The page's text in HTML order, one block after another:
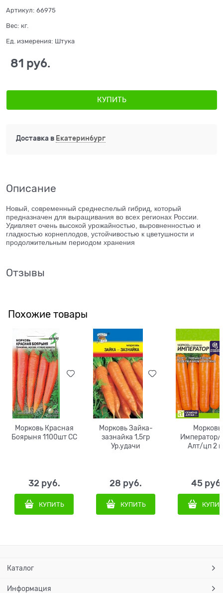
Артикул: 66975
Вес: кг.
Ед. измерения: Штука
81 руб.
КУПИТЬ
Доставка в Екатеринбург
Описание
Новый, современный среднеспелый гибрид, который
предназначен для выращивания во всех регионах России.
Удивляет очень высокой урожайностью, выровненностью и
гладкостью корнеплодов, устойчиво­стью к цветушности и
продолжительным периодом хранения
Отзывы
Похожие товары
Морковь Красная
Боярыня 1100шт СС
32 руб.
КУПИТЬ
Морковь Зайка-
зазнайка 1,5гр
Ур.удачи
28 руб.
КУПИТЬ
Морковь
Алт/цп 2
45
Каталог
Информация